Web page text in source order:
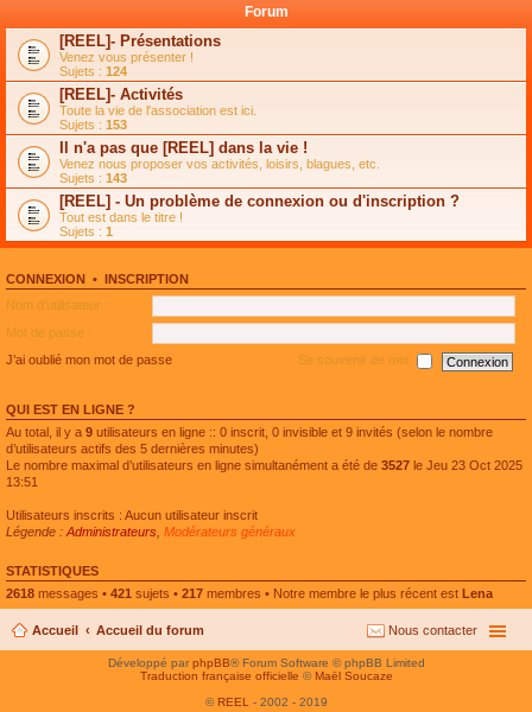
s
s
a
g
e
n
o
n
l
u
l
e
p
l
u
s
é
c
e
n
t
l
e
m
e
s
s
a
g
e
n
o
n
l
u
l
e
l
u
s
é
e
l
t
e
r
l
e
m
e
s
s
a
g
e
n
o
n
u
l
e
l
s
e
n
t
Forum
[REEL]- Présentations
Venez vous présenter !
Sujets : 124
[REEL]- Activités
Toute la vie de l'association est ici.
Sujets : 153
Il n'a pas que [REEL] dans la vie !
Venez nous proposer vos activités, loisirs, blagues, etc.
Sujets : 143
[REEL] - Un problème de connexion ou d'inscription ?
Tout est dans le titre !
Sujets : 1
CONNEXION • INSCRIPTION
Nom d’utilisateur :
Mot de passe :
J’ai oublié mon mot de passe
Se souvenir de moi
QUI EST EN LIGNE ?
Au total, il y a 9 utilisateurs en ligne :: 0 inscrit, 0 invisible et 9 invités (selon le nombre
d’utilisateurs actifs des 5 dernières minutes)
Le nombre maximal d’utilisateurs en ligne simultanément a été de 3527 le Jeu 23 Oct 2025
13:51
Utilisateurs inscrits : Aucun utilisateur inscrit
Légende : Administrateurs Modérateurs généraux
STATISTIQUES
2618 messages • 421 sujets • 217 membres • Notre membre le plus récent est Lena
Accueil Accueil du forum Nous contacter
Développé parphpBB® Forum Software © phpBB Limited
Traduction française officielle © Maël Soucaze
© REEL - 2002 - 2019